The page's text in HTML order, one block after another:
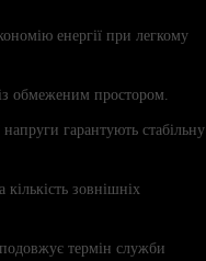
енергії при легкому
обмеженим простором.
гарантують стабільну
зовнішніх
термін служби